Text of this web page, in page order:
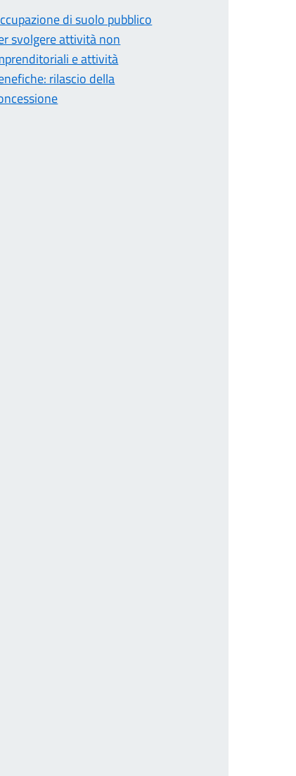
di suolo pubblico
svolgere attività non
e attività
rilascio della